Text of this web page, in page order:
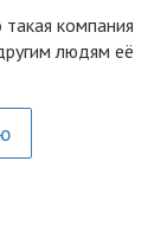
компания
людям её